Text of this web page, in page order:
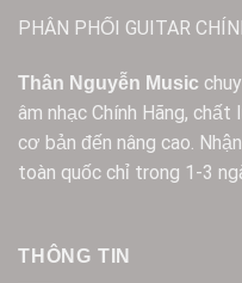
PHÂN PHỐI GUITAR
Thân Nguyễn Music
âm nhạc Chính Hãng,
cơ bản đến nâng cao.
toàn quốc chỉ trong 1-3
THÔNG TIN